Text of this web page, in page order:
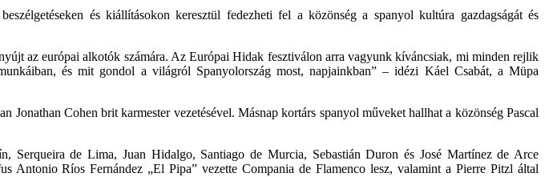
és kiállításokon keresztül fedezheti fel a közönség a spanyol kultúra gazdagságát és
az európai alkotók számára. Az Európai Hidak fesztiválon arra vagyunk kíváncsiak, mi minden rejlik
és mit gondol a világról Spanyolország most, napjainkban” – idézi Káel Csabát, a Müpa
Cohen brit karmester vezetésével. Másnap kortárs spanyol műveket hallhat a közönség Pascal
Serqueira de Lima, Juan Hidalgo, Santiago de Murcia, Sebastián Duron és José Martínez de Arce
Antonio Ríos Fernández „El Pipa” vezette Compania de Flamenco lesz, valamint a Pierre Pitzl által